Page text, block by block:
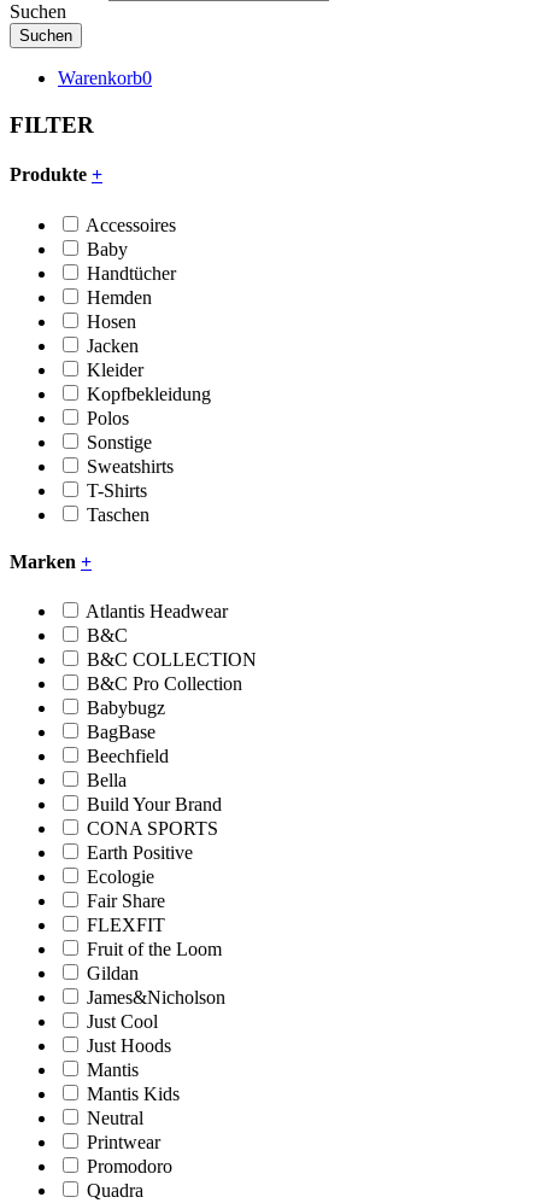
Suchen
Warenkorb0
FILTER
Produkte +
Accessoires
Baby
Handtücher
Hemden
Hosen
Jacken
Kleider
Kopfbekleidung
Polos
Sonstige
Sweatshirts
T-Shirts
Taschen
Marken +
Atlantis Headwear
B&C
B&C COLLECTION
B&C Pro Collection
Babybugz
BagBase
Beechfield
Bella
Build Your Brand
CONA SPORTS
Earth Positive
Ecologie
Fair Share
FLEXFIT
Fruit of the Loom
Gildan
James&Nicholson
Just Cool
Just Hoods
Mantis
Mantis Kids
Neutral
Printwear
Promodoro
Quadra